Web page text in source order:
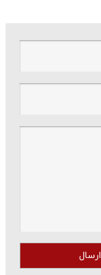
ارسال